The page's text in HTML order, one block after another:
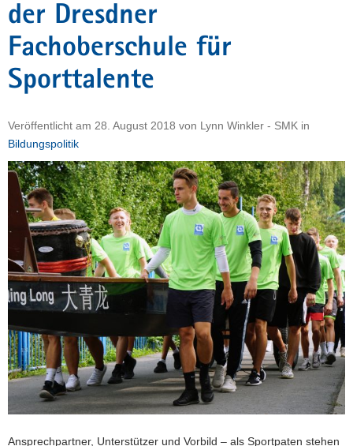
e
a
i
o
n
der Dresdner
Fachoberschule für
Sporttalente
Veröffentlicht am 28. August 2018 von Lynn Winkler - SMK in
Bildungspolitik
Ansprechpartner, Unterstützer und Vorbild – als Sportpaten stehen